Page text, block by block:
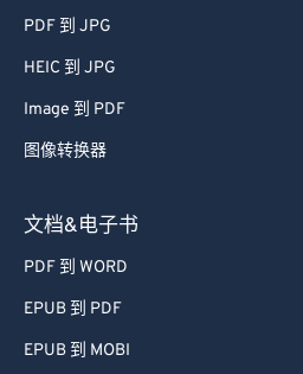
PDF 到 JPG
HEIC 到 JPG
Image 到 PDF
图像转换器
文档&电子书
PDF 到 WORD
EPUB 到 PDF
EPUB 到 MOBI